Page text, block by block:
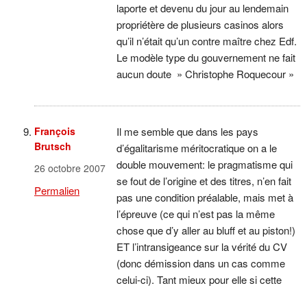
laporte et devenu du jour au lendemain
propriétère de plusieurs casinos alors
qu’il n’était qu’un contre maître chez Edf.
Le modèle type du gouvernement ne fait
aucun doute » Christophe Roquecour »
François
Brutsch
26 octobre 2007
Permalien
Il me semble que dans les pays
d’égalitarisme méritocratique on a le
double mouvement: le pragmatisme qui
se fout de l’origine et des titres, n’en fait
pas une condition préalable, mais met à
l’épreuve (ce qui n’est pas la même
chose que d’y aller au bluff et au piston!)
ET l’intransigeance sur la vérité du CV
(donc démission dans un cas comme
celui-ci). Tant mieux pour elle si cette